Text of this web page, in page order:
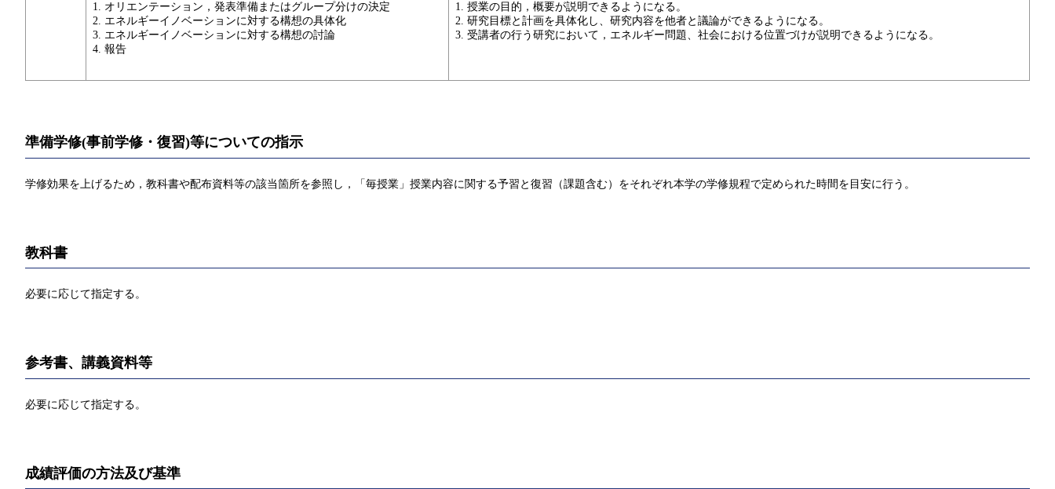
1. オリエンテーション，発表準備またはグループ分けの決定
2. エネルギーイノベーションに対する構想の具体化
3. エネルギーイノベーションに対する構想の討論
4. 報告
1. 授業の目的，概要が説明できるようになる。
2. 研究目標と計画を具体化し、研究内容を他者と議論ができるようになる。
3. 受講者の行う研究において，エネルギー問題、社会における位置づけが説明できるようになる。
準備学修(事前学修・復習)等についての指示
学修効果を上げるため，教科書や配布資料等の該当箇所を参照し，「毎授業」授業内容に関する予習と復習（課題含む）をそれぞれ本学の学修規程で定められた時間を目安に行う。
教科書
必要に応じて指定する。
参考書、講義資料等
必要に応じて指定する。
成績評価の方法及び基準